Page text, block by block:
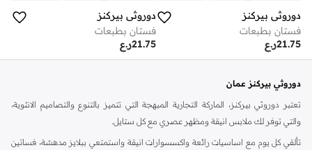
دوروثي بيركنز
فستان بطبعات
ر.ع21.75
دوروثي بيركنز
فستان بطبعات
ر.ع21.75
دوروثي بيركنز عمان
تعتبر دوروثي بيركنز، الماركة التجارية المبهجة التي تتميز بالتنوع والتصاميم الانثوية،
والتي توفر لك ملابس انيقة ومظهر عصري مع كل ستايل.
تألقي كل يوم مع اساسيات رائعة واكسسوارات انيقة واستمتعي ببلايز مدهشة، فساتين